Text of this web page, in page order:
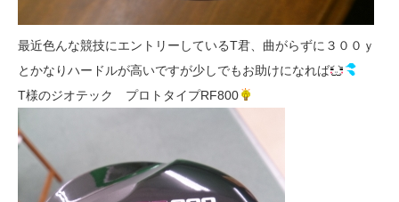
最近色んな競技にエントリーしているT君、曲がらずに３００ｙ
とかなりハードルが高いですが少しでもお助けになれば
T様のジオテック プロトタイプRF800